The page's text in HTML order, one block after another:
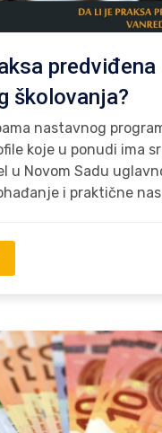
školovanja?
nastavnog
koje u ponudi ima
u Novom Sadu
i praktične